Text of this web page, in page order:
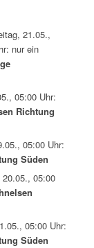
21.05.,
nur ein
05:00 Uhr:
Richtung
05:00 Uhr:
Süden
05:00
05:00 Uhr:
Süden